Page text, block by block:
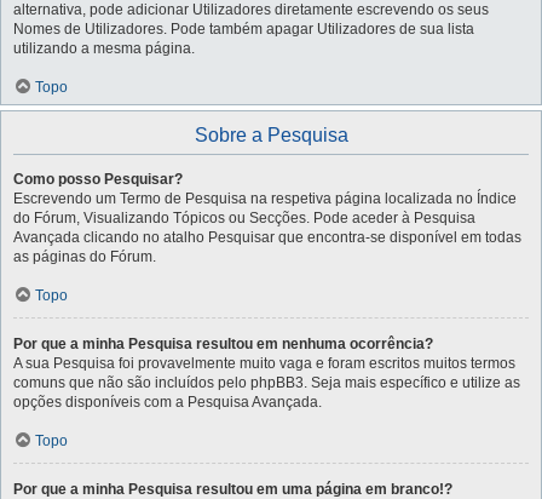
alternativa, pode adicionar Utilizadores diretamente escrevendo os seus
Nomes de Utilizadores. Pode também apagar Utilizadores de sua lista
utilizando a mesma página.
Topo
Sobre a Pesquisa
Como posso Pesquisar?
Escrevendo um Termo de Pesquisa na respetiva página localizada no Índice
do Fórum, Visualizando Tópicos ou Secções. Pode aceder à Pesquisa
Avançada clicando no atalho Pesquisar que encontra-se disponível em todas
as páginas do Fórum.
Topo
Por que a minha Pesquisa resultou em nenhuma ocorrência?
A sua Pesquisa foi provavelmente muito vaga e foram escritos muitos termos
comuns que não são incluídos pelo phpBB3. Seja mais específico e utilize as
opções disponíveis com a Pesquisa Avançada.
Topo
Por que a minha Pesquisa resultou em uma página em branco!?